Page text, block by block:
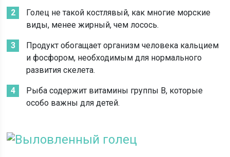
Голец не такой костлявый, как многие морские
виды, менее жирный, чем лосось.
Продукт обогащает организм человека кальцием
и фосфором, необходимым для нормального
развития скелета.
Рыба содержит витамины группы B, которые
особо важны для детей.